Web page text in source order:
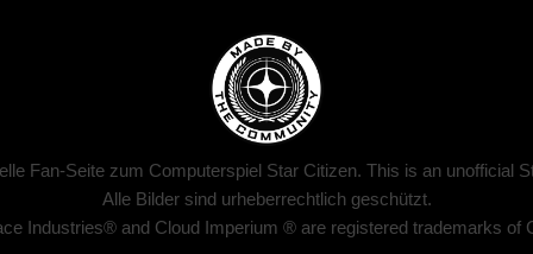
Fan-Seite zum Computerspiel Star Citizen. This is an unofficial
Alle Bilder sind urheberrechtlich geschützt.
Industries® and Cloud Imperium ® are registered trademarks of